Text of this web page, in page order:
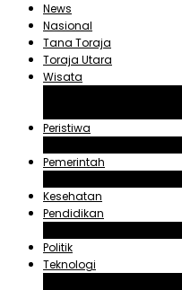
News
Nasional
Tana Toraja
Toraja Utara
Wisata
Peristiwa
Pemerintah
Kesehatan
Pendidikan
Politik
Teknologi